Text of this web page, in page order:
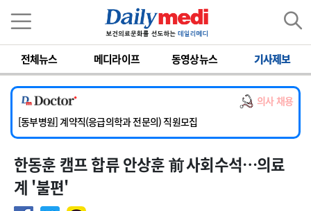
전체뉴스 메디라이프 동영상뉴스 기사제보
의사 채용
[서울아산병원] 2026년 하반기 인턴 모집
[영남대학교의료원] 마취통증의학과 임기제 임상의사 채용
[충남대학교병원] 소아청소년과(소아응급전담) 계약직 의사 공개채용
[동부병원] 계약직(응급의학과 전문의) 직원모집
[이대목동병원] 하반기 전공의(레지던트1년차) 모집
[서울아산병원] 2026년 하반기 인턴 모집
[영남대학교의료원] 마취통증의학과 임기제 임상의사 채용
한동훈 캠프 합류 안상훈 前 사회수석…의료
계 '불편'